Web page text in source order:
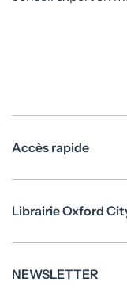
Accès rapide
Librairie Oxford
NEWSLETTER